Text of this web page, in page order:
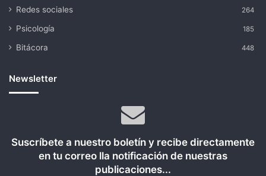
Redes sociales 264
Psicología 185
Bitácora 448
Newsletter
Suscríbete a nuestro boletín y recibe directamente
en tu correo lla notificación de nuestras
publicaciones...